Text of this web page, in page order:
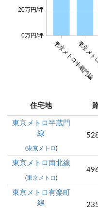
東京メトロ半蔵門線
東京メ
0万円/坪
20万円/坪
住宅地
東京メトロ半蔵門
線
(東京メトロ)
東京メトロ南北線
(東京メトロ)
東京メトロ有楽町
線